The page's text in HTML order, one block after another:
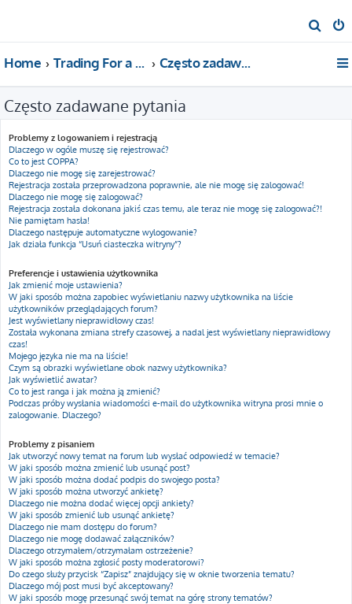
z
j
Home Trading For a Living Często zadawane pytania
Często zadawane pytania
Problemy z logowaniem i rejestracją
Dlaczego w ogóle muszę się rejestrować?
Co to jest COPPA?
Dlaczego nie mogę się zarejestrować?
Rejestracja została przeprowadzona poprawnie, ale nie mogę się zalogować!
Dlaczego nie mogę się zalogować?
Rejestracja została dokonana jakiś czas temu, ale teraz nie mogę się zalogować?!
Nie pamiętam hasła!
Dlaczego następuje automatyczne wylogowanie?
Jak działa funkcja “Usuń ciasteczka witryny”?
Preferencje i ustawienia użytkownika
Jak zmienić moje ustawienia?
W jaki sposób można zapobiec wyświetlaniu nazwy użytkownika na liście
użytkowników przeglądających forum?
Jest wyświetlany nieprawidłowy czas!
Została wykonana zmiana strefy czasowej, a nadal jest wyświetlany nieprawidłowy
czas!
Mojego języka nie ma na liście!
Czym są obrazki wyświetlane obok nazwy użytkownika?
Jak wyświetlić awatar?
Co to jest ranga i jak można ją zmienić?
Podczas próby wysłania wiadomości e-mail do użytkownika witryna prosi mnie o
zalogowanie. Dlaczego?
Problemy z pisaniem
Jak utworzyć nowy temat na forum lub wysłać odpowiedź w temacie?
W jaki sposób można zmienić lub usunąć post?
W jaki sposób można dodać podpis do swojego posta?
W jaki sposób można utworzyć ankietę?
Dlaczego nie można dodać więcej opcji ankiety?
W jaki sposób zmienić lub usunąć ankietę?
Dlaczego nie mam dostępu do forum?
Dlaczego nie mogę dodawać załączników?
Dlaczego otrzymałem/otrzymałam ostrzeżenie?
W jaki sposób można zgłosić posty moderatorowi?
Do czego służy przycisk “Zapisz” znajdujący się w oknie tworzenia tematu?
Dlaczego mój post musi być akceptowany?
W jaki sposób mogę przesunąć swój temat na górę strony tematów?